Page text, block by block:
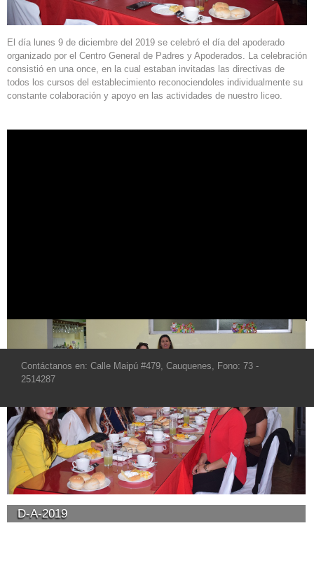
El día lunes 9 de diciembre del 2019 se celebró el día del apoderado
organizado por el Centro General de Padres y Apoderados. La celebración
consistió en una once, en la cual estaban invitadas las directivas de
todos los cursos del establecimiento reconociendoles individualmente su
constante colaboración y apoyo en las actividades de nuestro liceo.
D-A-2019
Contáctanos en: Calle Maipú #479, Cauquenes, Fono: 73 -
2514287